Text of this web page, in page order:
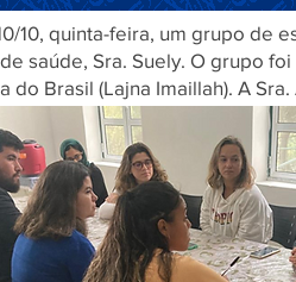
10, quinta-feira, um grupo de
saúde, Sra. Suely. O grupo
do Brasil (Lajna Imaillah). A